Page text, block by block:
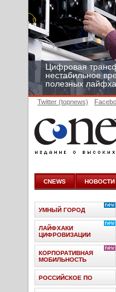
Цифровая
нестабильное
полезных
Twitter (topnews)
CNEWS НОВОСТИ
УМНЫЙ ГОРОД
ЛАЙФХАКИ
ЦИФРОВИЗАЦИИ
КОРПОРАТИВНАЯ
МОБИЛЬНОСТЬ
РОССИЙСКОЕ ПО